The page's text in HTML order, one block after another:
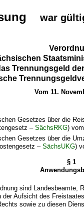
war
Trennungsgeld
Vom 11.
Gesetzes über die
–SächsRKG)
Gesetzes über die
–SächsUKG)
§ 1
sind Landesbeamte,
der Aufsicht des
sowie zu diesen